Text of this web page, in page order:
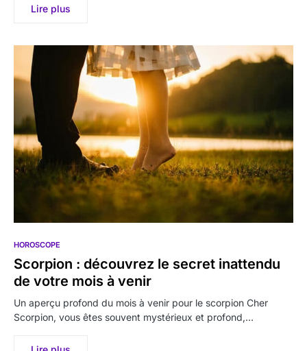
Lire plus
HOROSCOPE
Scorpion : découvrez le secret inattendu
de votre mois à venir
Un aperçu profond du mois à venir pour le scorpion Cher
Scorpion, vous êtes souvent mystérieux et profond,…